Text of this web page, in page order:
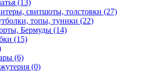
(13)
свитшоты, толстовки (27)
топы, туники (22)
Бермуды (14)
(15)
(6)
(0)